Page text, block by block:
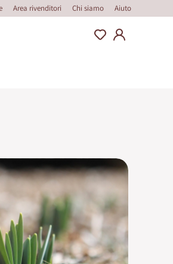
Area rivenditori Chi siamo Aiuto